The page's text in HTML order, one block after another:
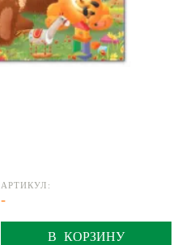
АРТИКУЛ:
-
В КОРЗИНУ